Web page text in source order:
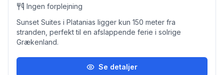
Ingen forplejning
Sunset Suites i Platanias ligger kun 150 meter fra
stranden, perfekt til en afslappende ferie i solrige
Grækenland.
Se detaljer